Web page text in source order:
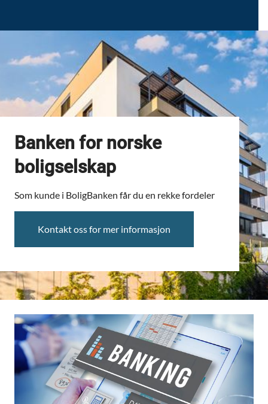
Banken for norske
boligselskap
Som kunde i BoligBanken får du en rekke fordeler
Kontakt oss for mer informasjon